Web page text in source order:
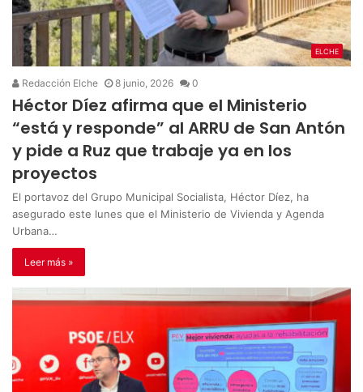
ELCHE
Redacción Elche 8 junio, 2026 0
Héctor Díez afirma que el Ministerio
“está y responde” al ARRU de San Antón
y pide a Ruz que trabaje ya en los
proyectos
El portavoz del Grupo Municipal Socialista, Héctor Díez, ha
asegurado este lunes que el Ministerio de Vivienda y Agenda
Urbana…
Leer más »